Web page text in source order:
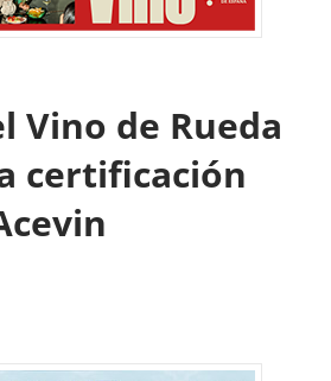
Vino de Rueda
certificación